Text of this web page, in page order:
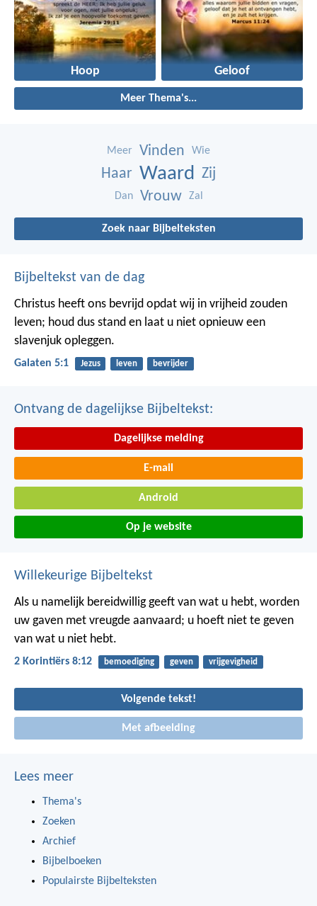
Hoop Geloof
Meer Thema's...
Meer Vinden Wie
Haar Waard Zij
Dan Vrouw Zal
Zoek naar Bijbelteksten
Bijbeltekst van de dag
Christus heeft ons bevrijd opdat wij in vrijheid zouden
leven; houd dus stand en laat u niet opnieuw een
slavenjuk opleggen.
Galaten 5:1 Jezus leven bevrijder
Ontvang de dagelijkse Bijbeltekst:
Dagelijkse melding
E-mail
Android
Op je website
Willekeurige Bijbeltekst
Als u namelijk bereidwillig geeft van wat u hebt, worden
uw gaven met vreugde aanvaard; u hoeft niet te geven
van wat u niet hebt.
2 Korintiërs 8:12 bemoediging geven vrijgevigheid
Volgende tekst!
Met afbeelding
Lees meer
Thema's
Zoeken
Archief
Bijbelboeken
Populairste Bijbelteksten